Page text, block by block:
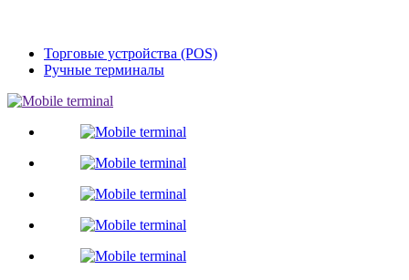
Торговые устройства (POS)
Ручные терминалы